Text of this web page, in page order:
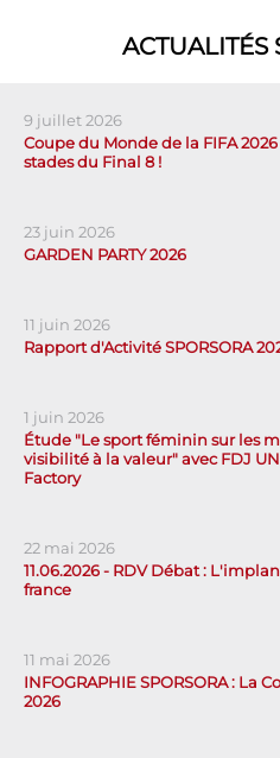
ACTUALITÉS
9 juillet 2026
Coupe du Monde de la FIFA
stades du Final 8 !
23 juin 2026
GARDEN PARTY 2026
11 juin 2026
Rapport d'Activité SPORSORA
1 juin 2026
Étude "Le sport féminin sur les
visibilité à la valeur" avec FDJ
Factory
22 mai 2026
11.06.2026 - RDV Débat :
france
11 mai 2026
INFOGRAPHIE SPORSORA : La
2026